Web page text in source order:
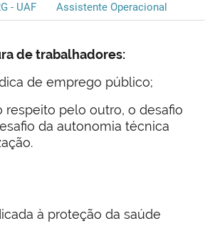
- UAF Assistente Operacional
de trabalhadores:
de emprego público;
pelo outro, o desafio
da autonomia técnica
à proteção da saúde